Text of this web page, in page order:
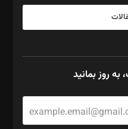
به روز بمانید